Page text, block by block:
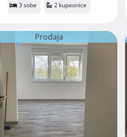
3 sobe 2 kupaonice
Prodaja